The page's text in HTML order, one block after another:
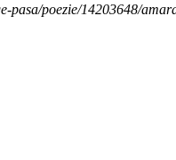
pasa/poezie/14203648/